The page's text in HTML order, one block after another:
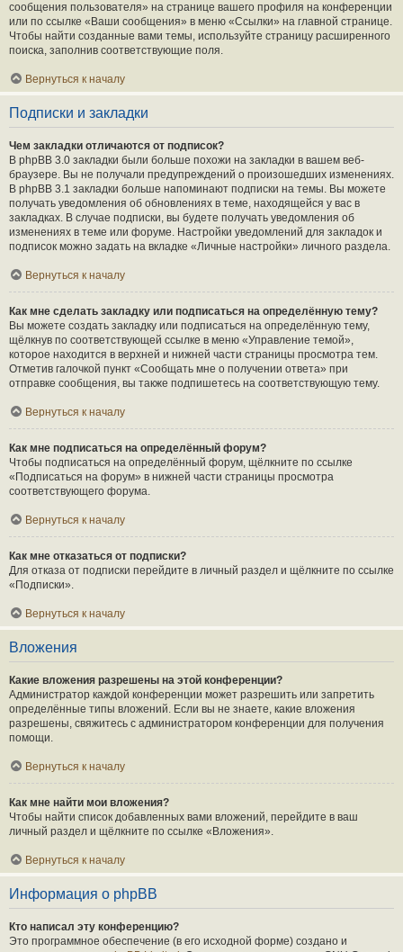
сообщения пользователя» на странице вашего профиля на конференции
или по ссылке «Ваши сообщения» в меню «Ссылки» на главной странице.
Чтобы найти созданные вами темы, используйте страницу расширенного
поиска, заполнив соответствующие поля.
Вернуться к началу
Подписки и закладки
Чем закладки отличаются от подписок?
В phpBB 3.0 закладки были больше похожи на закладки в вашем веб-
браузере. Вы не получали предупреждений о произошедших изменениях.
В phpBB 3.1 закладки больше напоминают подписки на темы. Вы можете
получать уведомления об обновлениях в теме, находящейся у вас в
закладках. В случае подписки, вы будете получать уведомления об
изменениях в теме или форуме. Настройки уведомлений для закладок и
подписок можно задать на вкладке «Личные настройки» личного раздела.
Вернуться к началу
Как мне сделать закладку или подписаться на определённую тему?
Вы можете создать закладку или подписаться на определённую тему,
щёлкнув по соответствующей ссылке в меню «Управление темой»,
которое находится в верхней и нижней части страницы просмотра тем.
Отметив галочкой пункт «Сообщать мне о получении ответа» при
отправке сообщения, вы также подпишетесь на соответствующую тему.
Вернуться к началу
Как мне подписаться на определённый форум?
Чтобы подписаться на определённый форум, щёлкните по ссылке
«Подписаться на форум» в нижней части страницы просмотра
соответствующего форума.
Вернуться к началу
Как мне отказаться от подписки?
Для отказа от подписки перейдите в личный раздел и щёлкните по ссылке
«Подписки».
Вернуться к началу
Вложения
Какие вложения разрешены на этой конференции?
Администратор каждой конференции может разрешить или запретить
определённые типы вложений. Если вы не знаете, какие вложения
разрешены, свяжитесь с администратором конференции для получения
помощи.
Вернуться к началу
Как мне найти мои вложения?
Чтобы найти список добавленных вами вложений, перейдите в ваш
личный раздел и щёлкните по ссылке «Вложения».
Вернуться к началу
Информация о phpBB
Кто написал эту конференцию?
Это программное обеспечение (в его исходной форме) создано и